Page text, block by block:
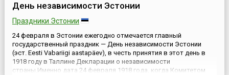
День независимости Эстонии
Праздники Эстонии
24 февраля в Эстонии ежегодно отмечается главный
государственный праздник — День независимости Эстонии
(эст. Eesti Vabariigi aastapäev), в честь принятия в этот день в
1918 году в Таллине Декларации о независимости
страны.Именно дата 24 февраля 1918 года, когда Комитетом